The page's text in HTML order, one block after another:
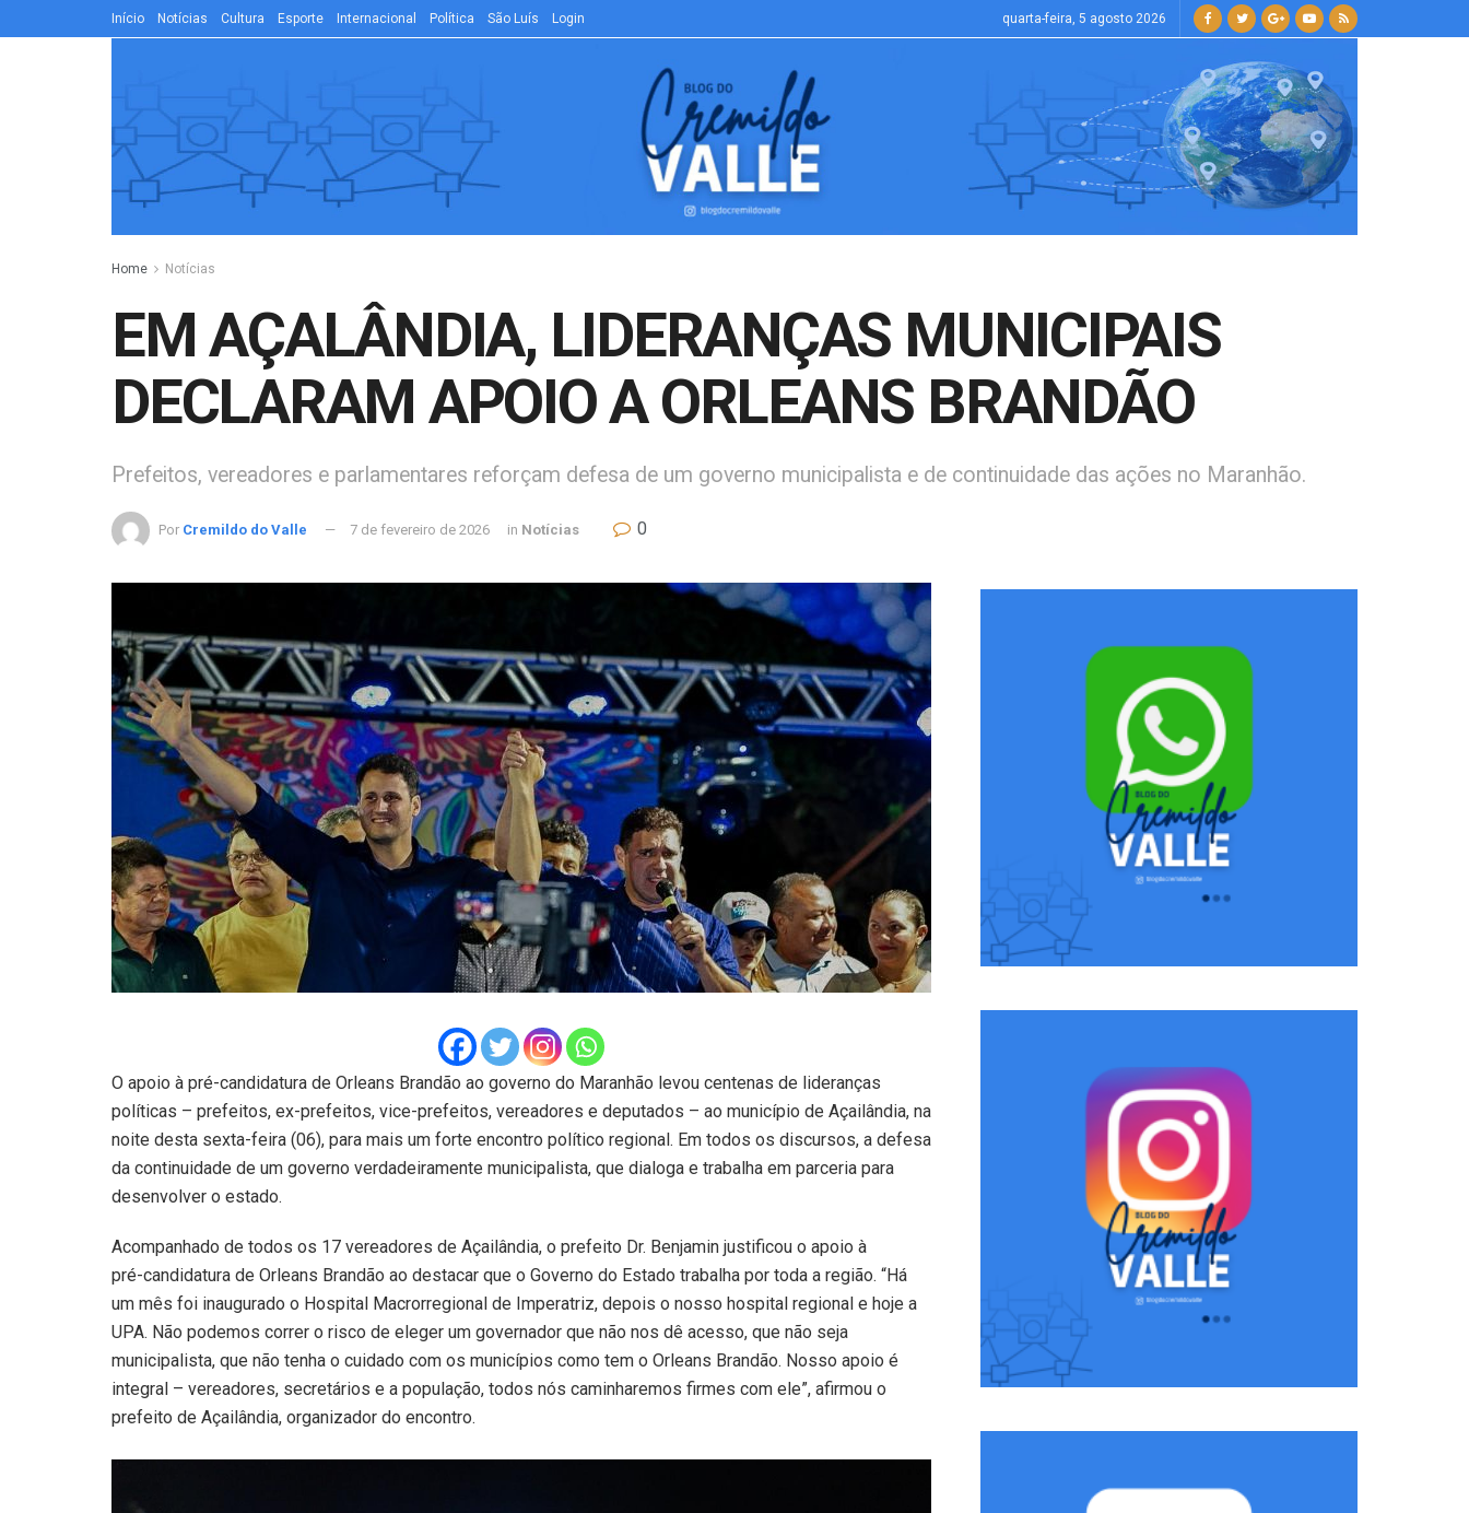
Início Notícias Cultura Esporte Internacional Política São Luís Login quarta-feira, 5 agosto 2026
Home Notícias
EM AÇALÂNDIA, LIDERANÇAS MUNICIPAIS
DECLARAM APOIO A ORLEANS BRANDÃO
Prefeitos, vereadores e parlamentares reforçam defesa de um governo municipalista e de continuidade das ações no Maranhão.
Por Cremildo do Valle 7 de fevereiro de 2026 in Notícias 0
O apoio à pré-candidatura de Orleans Brandão ao governo do Maranhão levou centenas de lideranças
políticas – prefeitos, ex-prefeitos, vice-prefeitos, vereadores e deputados – ao município de Açailândia, na
noite desta sexta-feira (06), para mais um forte encontro político regional. Em todos os discursos, a defesa
da continuidade de um governo verdadeiramente municipalista, que dialoga e trabalha em parceria para
desenvolver o estado.
Acompanhado de todos os 17 vereadores de Açailândia, o prefeito Dr. Benjamin justificou o apoio à
pré-candidatura de Orleans Brandão ao destacar que o Governo do Estado trabalha por toda a região. “Há
um mês foi inaugurado o Hospital Macrorregional de Imperatriz, depois o nosso hospital regional e hoje a
UPA. Não podemos correr o risco de eleger um governador que não nos dê acesso, que não seja
municipalista, que não tenha o cuidado com os municípios como tem o Orleans Brandão. Nosso apoio é
integral – vereadores, secretários e a população, todos nós caminharemos firmes com ele”, afirmou o
prefeito de Açailândia, organizador do encontro.